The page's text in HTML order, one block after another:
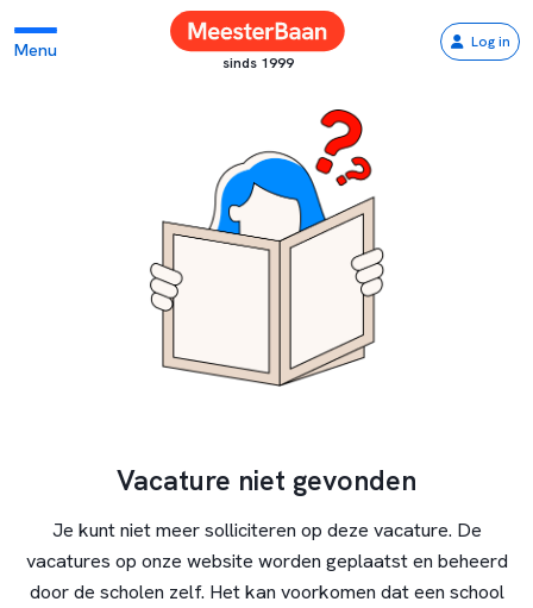
Menu
sinds 1999
Log in
Vacature niet gevonden
Je kunt niet meer solliciteren op deze vacature. De
vacatures op onze website worden geplaatst en beheerd
door de scholen zelf. Het kan voorkomen dat een school